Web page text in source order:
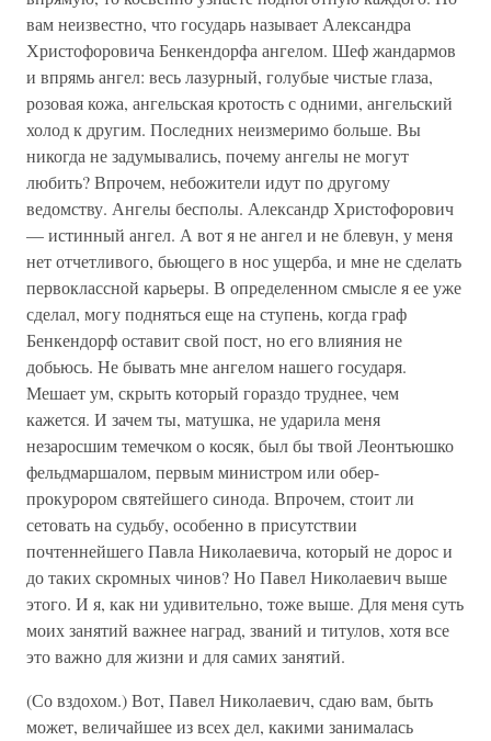
вам неизвестно, что государь называет Александра
Христофоровича Бенкендорфа ангелом. Шеф жандармов
и впрямь ангел: весь лазурный, голубые чистые глаза,
розовая кожа, ангельская кротость с одними, ангельский
холод к другим. Последних неизмеримо больше. Вы
никогда не задумывались, почему ангелы не могут
любить? Впрочем, небожители идут по другому
ведомству. Ангелы бесполы. Александр Христофорович
— истинный ангел. А вот я не ангел и не блевун, у меня
нет отчетливого, бьющего в нос ущерба, и мне не сделать
первоклассной карьеры. В определенном смысле я ее уже
сделал, могу подняться еще на ступень, когда граф
Бенкендорф оставит свой пост, но его влияния не
добьюсь. Не бывать мне ангелом нашего государя.
Мешает ум, скрыть который гораздо труднее, чем
кажется. И зачем ты, матушка, не ударила меня
незаросшим темечком о косяк, был бы твой Леонтьюшко
фельдмаршалом, первым министром или обер-
прокурором святейшего синода. Впрочем, стоит ли
сетовать на судьбу, особенно в присутствии
почтеннейшего Павла Николаевича, который не дорос и
до таких скромных чинов? Но Павел Николаевич выше
этого. И я, как ни удивительно, тоже выше. Для меня суть
моих занятий важнее наград, званий и титулов, хотя все
это важно для жизни и для самих занятий.
(Со вздохом.) Вот, Павел Николаевич, сдаю вам, быть
может, величайшее из всех дел, какими занималась